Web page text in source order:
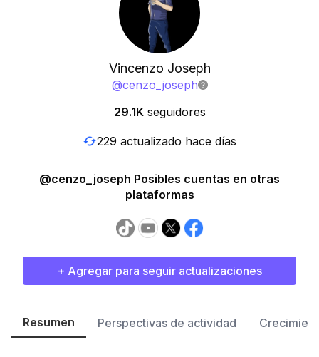
Vincenzo Joseph
@cenzo_joseph
29.1K seguidores
229 actualizado hace días
@cenzo_joseph Posibles cuentas en otras
plataformas
+ Agregar para seguir actualizaciones
Resumen Perspectivas de actividad